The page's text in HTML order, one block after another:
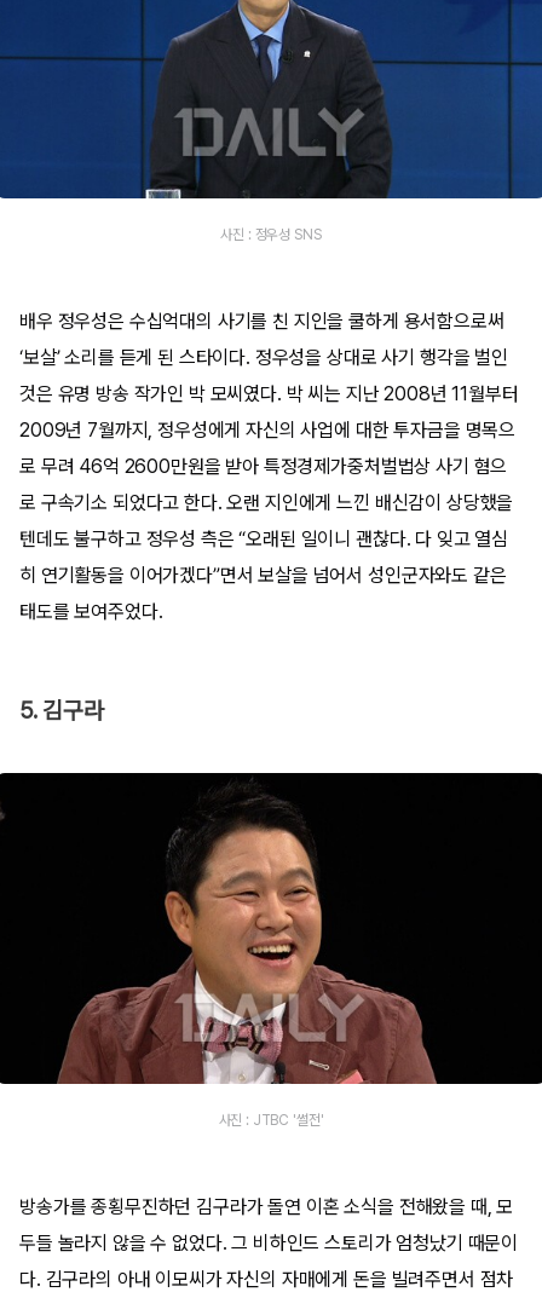
사진 : 정우성 SNS
배우 정우성은 수십억대의 사기를 친 지인을 쿨하게 용서함으로써
‘보살’ 소리를 듣게 된 스타이다. 정우성을 상대로 사기 행각을 벌인
것은 유명 방송 작가인 박 모씨였다. 박 씨는 지난 2008년 11월부터
2009년 7월까지, 정우성에게 자신의 사업에 대한 투자금을 명목으
로 무려 46억 2600만원을 받아 특정경제가중처벌법상 사기 혐으
로 구속기소 되었다고 한다. 오랜 지인에게 느낀 배신감이 상당했을
텐데도 불구하고 정우성 측은 “오래된 일이니 괜찮다. 다 잊고 열심
히 연기활동을 이어가겠다”면서 보살을 넘어서 성인군자와도 같은
태도를 보여주었다.
5. 김구라
사진 : JTBC '썰전'
방송가를 종횡무진하던 김구라가 돌연 이혼 소식을 전해왔을 때, 모
두들 놀라지 않을 수 없었다. 그 비하인드 스토리가 엄청났기 때문이
다. 김구라의 아내 이모씨가 자신의 자매에게 돈을 빌려주면서 점차